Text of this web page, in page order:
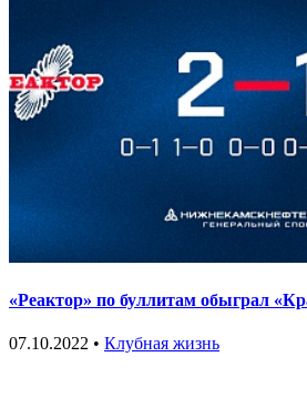
«Реактор» по буллитам обыграл
07.10.2022 • Клубная жизнь